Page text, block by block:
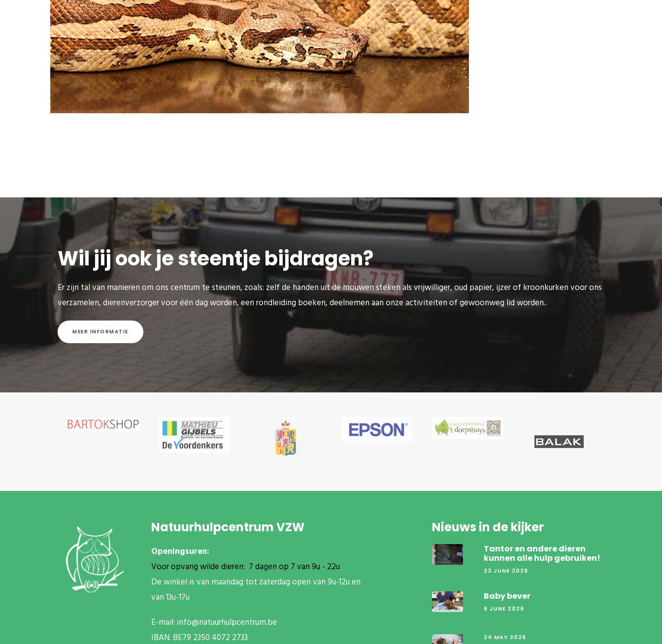
Wil jij ook je steentje bijdragen?
Er zijn tal van manieren om ons centrum te steunen, zoals: zelf de handen uit de mouwen steken als vrijwilliger, oud papier, ijzer of kroonkurken voor ons
verzamelen, dierenverzorger voor één dag worden, een rondleiding boeken, deelnemen aan onze activiteiten of gewoonweg lid worden..
MEER INFORMATIE
Natuurhulpcentrum VZW
Openingsuren:
Voor opvang wilde dieren: 7 dagen op 7 van 9u - 22u
De winkel is van maandag tot zaterdag open van 9u-12u en
van 13u-17u
E-mail: info@natuurhulpcentrum.be
IBAN: BE79 2350 4072 2733
Nieuws in de kijker
Tantor en andere dieren
kunnen alle hulp gebruiken!
23 JUNE 2026
Baby bever
6 JUNE 2026
24 MAY 2026